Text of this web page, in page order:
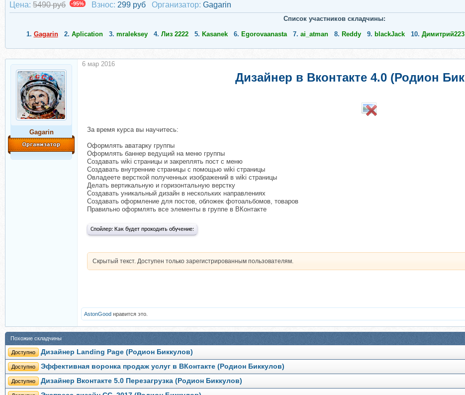
Цена: 5490 руб -95% Взнос: 299 руб Организатор: Gagarin
Список участников складчины:
1. Gagarin 2. Aplication 3. mraleksey 4. Лиз 2222 5. Kasanek 6. Еgorovaanasta 7. ai_atman 8. Reddy 9. blackJack 10. Димитрий223
Gagarin
Дизайнер в Вконтакте 4.0 (Родион
За время курса вы научитесь:
Оформлять аватарку группы
Оформлять баннер ведущий на меню группы
Создавать wiki страницы и закреплять пост с меню
Создавать внутренние страницы с помощью wiki страницы
Овладеете версткой полученных изображений в wiki страницы
Делать вертикальную и горизонтальную верстку
Создавать уникальный дизайн в нескольких направлениях
Создавать оформление для постов, обложек фотоальбомов, товаров
Правильно оформлять все элементы в группе в ВКонтакте
Спойлер: Как будет проходить обучение:
Скрытый текст. Доступен только зарегистрированным пользователям.
6 мар 2016
AstonGood нравится это.
Похожие складчины
Доступно Дизайнер Landing Page (Родион Биккулов)
Доступно Эффективная воронка продаж услуг в ВКонтакте (Родион Биккулов)
Доступно Дизaйнeр Вкoнтакте 5.0 Перeзагрузка (Родион Биккулов)